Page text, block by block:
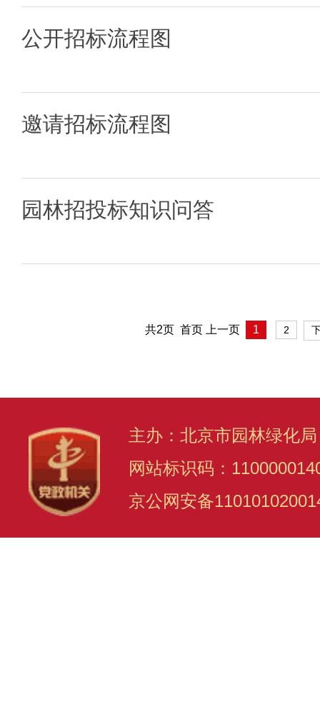
公开招标流程图
邀请招标流程图
园林招投标知识问答
共2页 首页 上一页 1 2
主办：北京市园林绿化
网站标识码：
京公网安备